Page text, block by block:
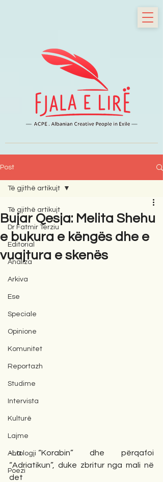
Post
Të gjithë artikujt
Dr Fatmir Terziu
Editorial
Analiza
Arkiva
Ese
Speciale
Opinione
Komunitet
Reportazh
Studime
Intervista
Kulturë
Lajme
Antologji
Poezi
Të gjithë artikujt
Bujar Qesja: Melita Shehu
e bukura e këngës dhe e
vuajtura e skenës
-La “Korabin” dhe përqafoi
“Adriatikun”, duke zbritur nga mali në
det